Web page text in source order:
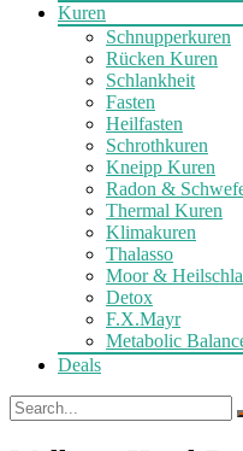
Kuren
Schnupperkuren
Rücken Kuren
Schlankheit
Fasten
Heilfasten
Schrothkuren
Kneipp Kuren
Radon &
Thermal Kuren
Klimakuren
Thalasso
Moor &
Detox
F.X.Mayr
Metabolic
Deals